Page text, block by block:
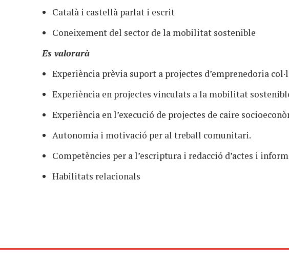
Català i castellà parlat i escrit
Coneixement del sector de la mobilitat sostenible
Es valorarà
Experiència prèvia suport a projectes d’emprenedoria
Experiència en projectes vinculats a la mobilitat
Experiència en l’execució de projectes de caire
Autonomia i motivació per al treball comunitari.
Competències per a l’escriptura i redacció d’actes i
Habilitats relacionals